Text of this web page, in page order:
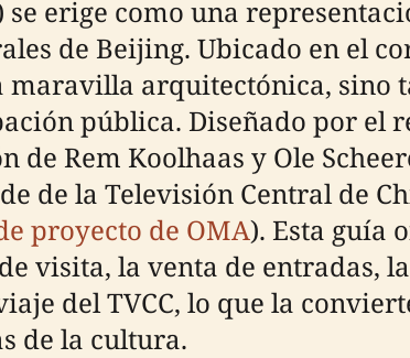
erige como una
de Beijing. Ubicado en el
maravilla arquitectónica,
pública. Diseñado por el
Rem Koolhaas y Ole
de la Televisión Central de
proyecto de OMA). Esta guía
visita, la venta de entradas,
del TVCC, lo que la
de la cultura.